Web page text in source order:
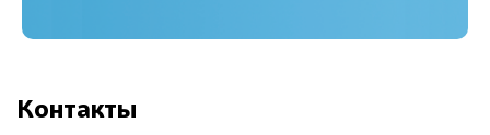
Контакты